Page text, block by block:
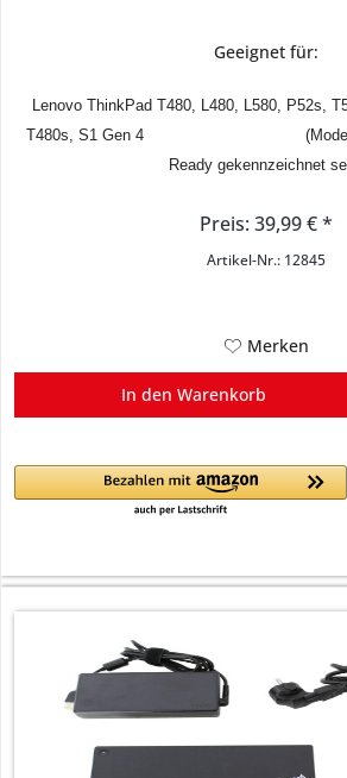
Geeignet für:
Lenovo ThinkPad T480, L480, L580, P52s,
T480s, S1 Gen 4 (Modelle
Ready gekennzeichnet
Preis: 39,99 € *
Artikel-Nr.: 12845
Merken
In den Warenkorb